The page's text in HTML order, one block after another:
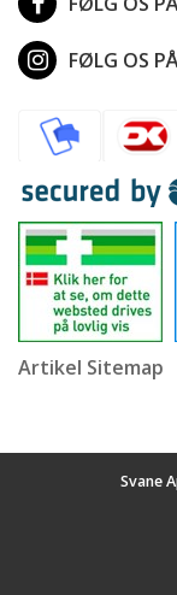
FØLG OS
Artikel Sitemap
Svane